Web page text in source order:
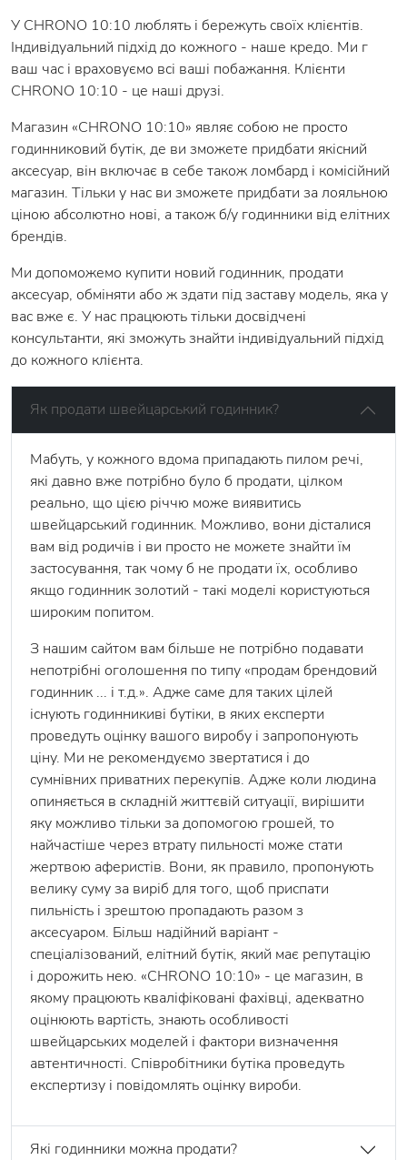
У CHRONO 10:10 люблять і бережуть своїх клієнтів.
Індивідуальний підхід до кожного - наше кредо. Ми г
ваш час і враховуємо всі ваші побажання. Клієнти
CHRONO 10:10 - це наші друзі.
Магазин «CHRONO 10:10» являє собою не просто
годинниковий бутік, де ви зможете придбати якісний
аксесуар, він включає в себе також ломбард і комісійний
магазин. Тільки у нас ви зможете придбати за лояльною
ціною абсолютно нові, а також б/у годинники від елітних
брендів.
Ми допоможемо купити новий годинник, продати
аксесуар, обміняти або ж здати під заставу модель, яка у
вас вже є. У нас працюють тільки досвідчені
консультанти, які зможуть знайти індивідуальний підхід
до кожного клієнта.
Як продати швейцарський годинник?
Мабуть, у кожного вдома припадають пилом речі,
які давно вже потрібно було б продати, цілком
реально, що цією річчю може виявитись
швейцарський годинник. Можливо, вони дісталися
вам від родичів і ви просто не можете знайти їм
застосування, так чому б не продати їх, особливо
якщо годинник золотий - такі моделі користуються
широким попитом.
З нашим сайтом вам більше не потрібно подавати
непотрібні оголошення по типу «продам брендовий
годинник ... і т.д.». Адже саме для таких цілей
існують годинникиві бутіки, в яких експерти
проведуть оцінку вашого виробу і запропонують
ціну. Ми не рекомендуємо звертатися і до
сумнівних приватних перекупів. Адже коли людина
опиняється в складній життєвій ситуації, вирішити
яку можливо тільки за допомогою грошей, то
найчастіше через втрату пильності може стати
жертвою аферистів. Вони, як правило, пропонують
велику суму за виріб для того, щоб приспати
пильність і зрештою пропадають разом з
аксесуаром. Більш надійний варіант -
спеціалізований, елітний бутік, який має репутацію
і дорожить нею. «CHRONO 10:10» - це магазин, в
якому працюють кваліфіковані фахівці, адекватно
оцінюють вартість, знають особливості
швейцарських моделей і фактори визначення
автентичності. Співробітники бутіка проведуть
експертизу і повідомлять оцінку вироби.
Які годинники можна продати?